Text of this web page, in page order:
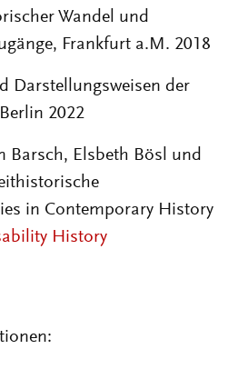
Wandel und
Frankfurt a.M. 2018
Darstellungsweisen der
2022
Barsch, Elsbeth Bösl und
in Contemporary History
History